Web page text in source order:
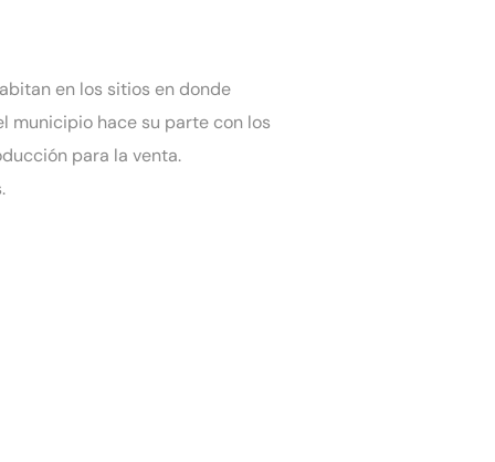
en los sitios en donde
municipio hace su parte con los
para la venta.